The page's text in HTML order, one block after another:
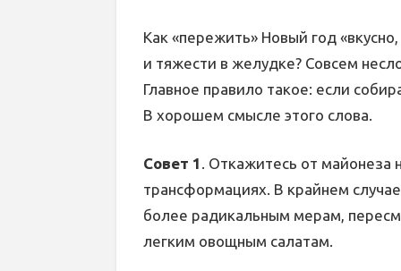
Как «пережить» Новый год
и тяжести в желудке? Совсем
Главное правило такое: если
В хорошем смысле этого слова.
Совет 1
. Откажитесь от
трансформациях. В крайнем
более радикальным мерам,
легким овощным салатам.